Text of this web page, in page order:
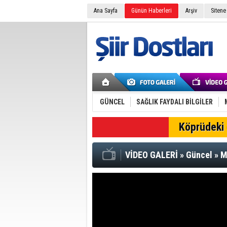
Ana Sayfa Günün Haberleri Arşiv
GÜNCEL SAĞLIK FAYDALI BİLGİLER
Köprüdeki
VİDEO GALERİ » Güncel »